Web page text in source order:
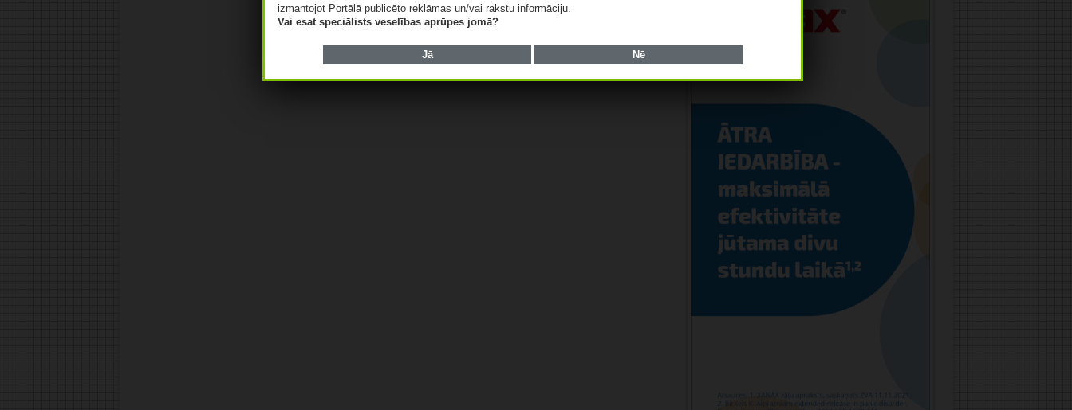
izmantojot Portālā publicēto reklāmas un/vai rakstu informāciju.
Vai esat speciālists veselības aprūpes jomā?
Jā Nē